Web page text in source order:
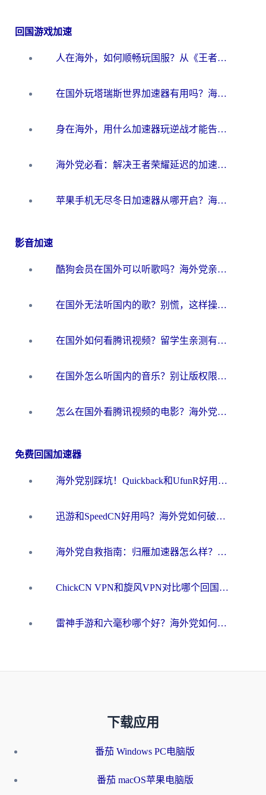
回国游戏加速
人在海外，如何顺畅玩国服？从《王者荣耀》到《云图计划》的加速器终极指南
在国外玩塔瑞斯世界加速器有用吗？海外玩家亲测后的真实答案
身在海外，用什么加速器玩逆战才能告别延迟？
海外党必看：解决王者荣耀延迟的加速器终极指南——从EVE到猫和老鼠，一个工具全搞定
苹果手机无尽冬日加速器从哪开启？海外玩家的冬日生存指南
影音加速
酷狗会员在国外可以听歌吗？海外党亲测有效：3步解决音乐权限难题
在国外无法听国内的歌？别慌，这样操作就能畅听QQ音乐（附亲测加速器推荐）
在国外如何看腾讯视频？留学生亲测有效的回国加速方案
在国外怎么听国内的音乐？别让版权限制断了你的华语歌单
怎么在国外看腾讯视频的电影？海外党亲测有效的回国加速指南
免费回国加速器
海外党别踩坑！Quickback和UfunR好用吗？选对回国加速器才能无缝刷国内资源
迅游和SpeedCN好用吗？海外党如何破解那道看不见的墙
海外党自救指南：归雁加速器怎么样？教你避开坑实现国内资源无缝访问
ChickCN VPN和旋风VPN对比哪个回国效果更好？海外用户的选择困境与出路
雷神手游和六毫秒哪个好？海外党如何真正解锁国内资源
下载应用
番茄 Windows PC电脑版
番茄 macOS苹果电脑版